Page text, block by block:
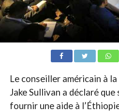
Le conseiller américain à
Jake Sullivan a déclaré
fournir une aide à